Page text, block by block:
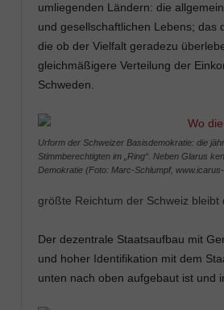
umliegenden Ländern: die
und gesellschaftlichen Lebens; das
die ob der Vielfalt geradezu
gleichmäßigere Verteilung der
Schweden.
Urform der Schweizer Basisdemokratie: die
Stimmberechtigten im „Ring“. Neben Glarus
Demokratie (Foto: Marc-Schlumpf,
größte Reichtum der Schweiz bleibt
Der dezentrale Staatsaufbau mit
und hoher Identifikation mit dem
unten nach oben aufgebaut ist und